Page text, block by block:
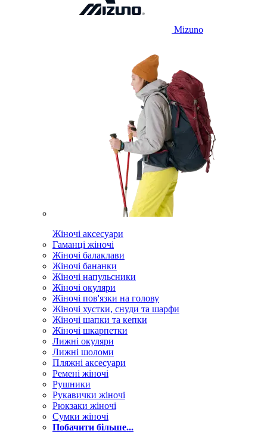
Mizuno
Жіночі аксесуари
Гаманці жіночі
Жіночі балаклави
Жіночі бананки
Жіночі напульсники
Жіночі окуляри
Жіночі пов'язки на голову
Жіночі хустки, снуди та шарфи
Жіночі шапки та кепки
Жіночі шкарпетки
Лижні окуляри
Лижні шоломи
Пляжні аксесуари
Ремені жіночі
Рушники
Рукавички жіночі
Рюкзаки жіночі
Сумки жіночі
Побачити більше...